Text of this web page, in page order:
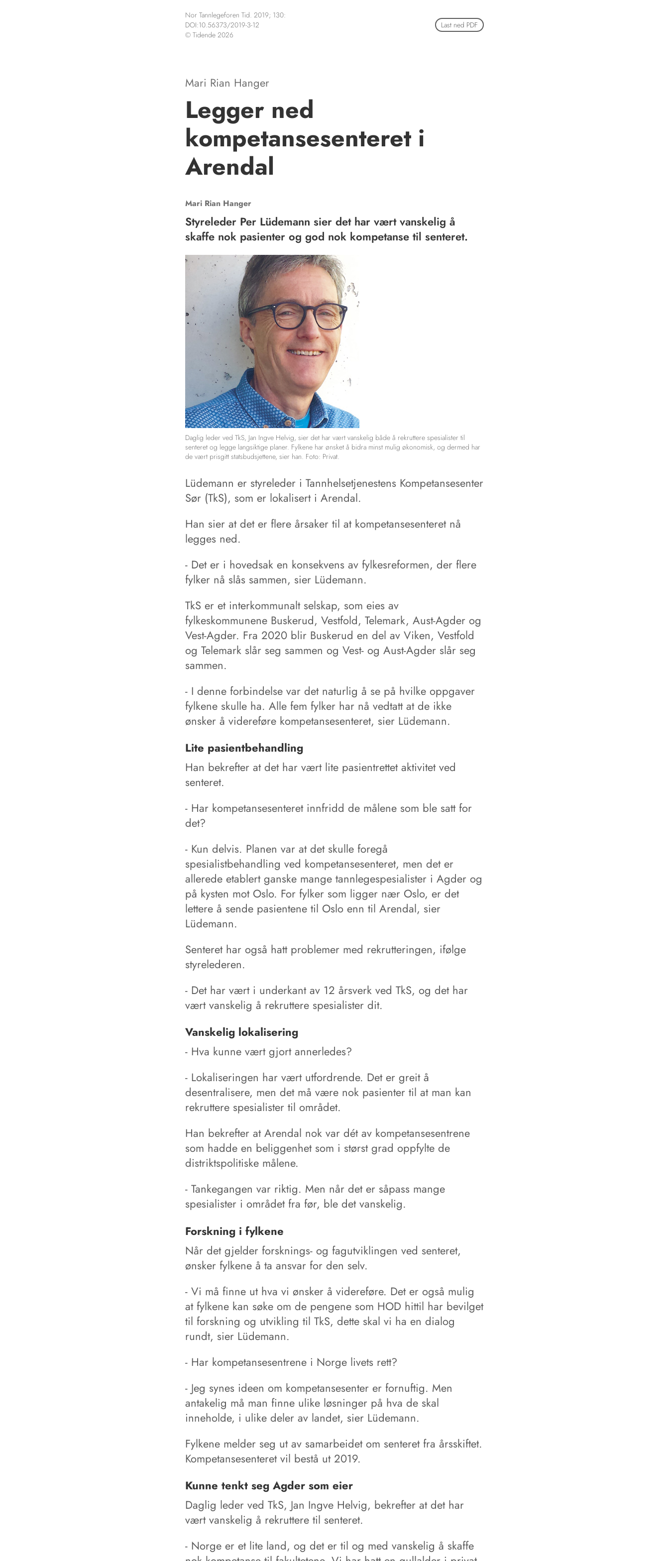
Nor Tannlegeforen Tid. 2019; 130:
DOI:10.56373/2019-3-12
© Tidende 2026
Last ned PDF
Mari Rian Hanger
Legger ned
kompetansesenteret i
Arendal
Mari Rian Hanger
Styreleder Per Lüdemann sier det har vært vanskelig å
skaffe nok pasienter og god nok kompetanse til senteret.
Daglig leder ved TkS, Jan Ingve Helvig, sier det har vært vanskelig både å rekruttere spesialister til
senteret og legge langsiktige planer. Fylkene har ønsket å bidra minst mulig økonomisk, og dermed har
de vært prisgitt statsbudsjettene, sier han. Foto: Privat.
Lüdemann er styreleder i Tannhelsetjenestens Kompetansesenter
Sør (TkS), som er lokalisert i Arendal.
Han sier at det er flere årsaker til at kompetansesenteret nå
legges ned.
- Det er i hovedsak en konsekvens av fylkesreformen, der flere
fylker nå slås sammen, sier Lüdemann.
TkS er et interkommunalt selskap, som eies av
fylkeskommunene Buskerud, Vestfold, Telemark, Aust-Agder og
Vest-Agder. Fra 2020 blir Buskerud en del av Viken, Vestfold
og Telemark slår seg sammen og Vest- og Aust-Agder slår seg
sammen.
- I denne forbindelse var det naturlig å se på hvilke oppgaver
fylkene skulle ha. Alle fem fylker har nå vedtatt at de ikke
ønsker å videreføre kompetansesenteret, sier Lüdemann.
Lite pasientbehandling
Han bekrefter at det har vært lite pasientrettet aktivitet ved
senteret.
- Har kompetansesenteret innfridd de målene som ble satt for
det?
- Kun delvis. Planen var at det skulle foregå
spesialistbehandling ved kompetansesenteret, men det er
allerede etablert ganske mange tannlegespesialister i Agder og
på kysten mot Oslo. For fylker som ligger nær Oslo, er det
lettere å sende pasientene til Oslo enn til Arendal, sier
Lüdemann.
Senteret har også hatt problemer med rekrutteringen, ifølge
styrelederen.
- Det har vært i underkant av 12 årsverk ved TkS, og det har
vært vanskelig å rekruttere spesialister dit.
Vanskelig lokalisering
- Hva kunne vært gjort annerledes?
- Lokaliseringen har vært utfordrende. Det er greit å
desentralisere, men det må være nok pasienter til at man kan
rekruttere spesialister til området.
Han bekrefter at Arendal nok var dét av kompetansesentrene
som hadde en beliggenhet som i størst grad oppfylte de
distriktspolitiske målene.
- Tankegangen var riktig. Men når det er såpass mange
spesialister i området fra før, ble det vanskelig.
Forskning i fylkene
Når det gjelder forsknings- og fagutviklingen ved senteret,
ønsker fylkene å ta ansvar for den selv.
- Vi må finne ut hva vi ønsker å videreføre. Det er også mulig
at fylkene kan søke om de pengene som HOD hittil har bevilget
til forskning og utvikling til TkS, dette skal vi ha en dialog
rundt, sier Lüdemann.
- Har kompetansesentrene i Norge livets rett?
- Jeg synes ideen om kompetansesenter er fornuftig. Men
antakelig må man finne ulike løsninger på hva de skal
inneholde, i ulike deler av landet, sier Lüdemann.
Fylkene melder seg ut av samarbeidet om senteret fra årsskiftet.
Kompetansesenteret vil bestå ut 2019.
Kunne tenkt seg Agder som eier
Daglig leder ved TkS, Jan Ingve Helvig, bekrefter at det har
vært vanskelig å rekruttere til senteret.
- Norge er et lite land, og det er til og med vanskelig å skaffe